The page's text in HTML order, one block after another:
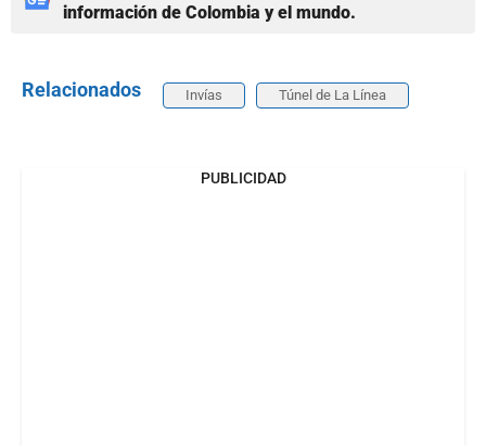
información de Colombia y el mundo.
Relacionados Invías Túnel de La Línea
PUBLICIDAD